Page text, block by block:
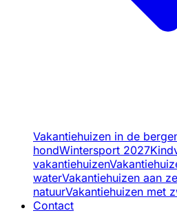
Vakantiehuizen in de
hondWintersport 2027
vakantiehuizen
waterVakantiehuizen aan
natuurVakantiehuizen met
Contact